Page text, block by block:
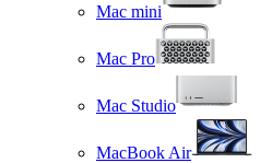
Mac mini
Mac Pro
Mac Studio
MacBook Air